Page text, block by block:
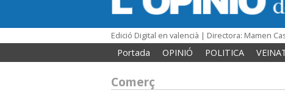
Edició Digital en valencià | Directora: Mamen
Portada OPINIÓ POLITICA
Comerç